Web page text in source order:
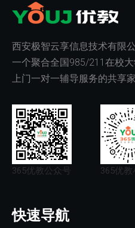
西安极智云享信息技术有限
一个聚合全国985/211在校
上门一对一辅导服务的共享
365优教公众号 365优
快速导航